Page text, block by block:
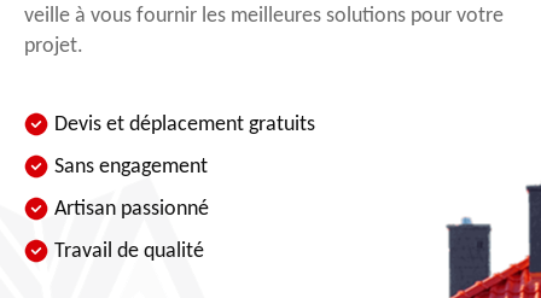
veille à vous fournir les meilleures solutions pour votre
projet.
Devis et déplacement gratuits
Sans engagement
Artisan passionné
Travail de qualité